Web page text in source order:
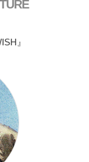
』